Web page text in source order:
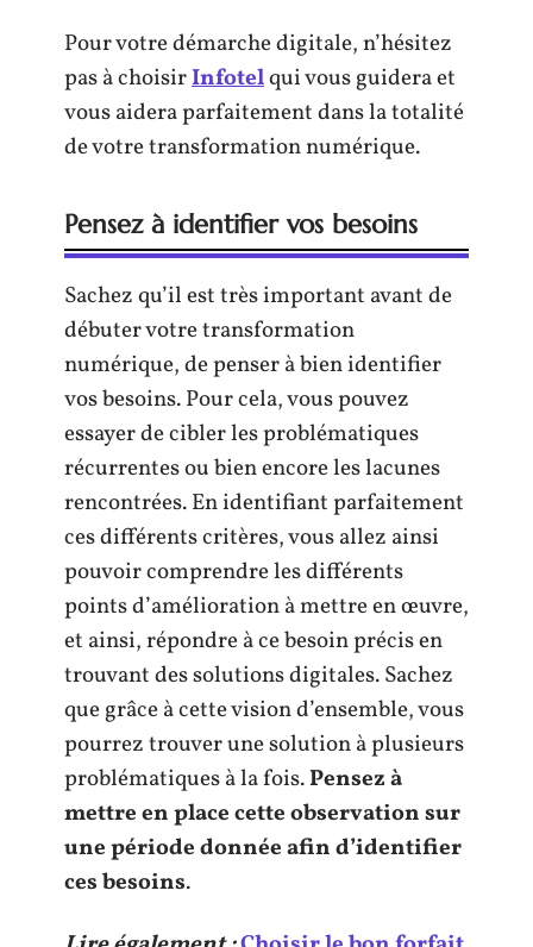
Pour votre démarche digitale, n’hésitez
pas à choisirInfotelqui vous guidera et
vous aidera parfaitement dans la totalité
de votre transformation numérique.
Pensez à identifier vos besoins
Sachez qu’il est très important avant de
débuter votre transformation
numérique, de penser à bien identifier
vos besoins. Pour cela, vous pouvez
essayer de cibler les problématiques
récurrentes ou bien encore les lacunes
rencontrées. En identifiant parfaitement
ces différents critères, vous allez ainsi
pouvoir comprendre les différents
points d’amélioration à mettre en œuvre,
et ainsi, répondre à ce besoin précis en
trouvant des solutions digitales. Sachez
que grâce à cette vision d’ensemble, vous
pourrez trouver une solution à plusieurs
problématiques à la fois.Pensez à
mettre en place cette observation sur
une période donnée afin d’identifier
ces besoins.